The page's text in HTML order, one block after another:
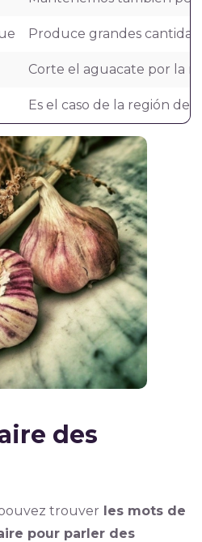
Produce grandes
Corte el aguacate por la
Es el caso de la región de
des
trouver les mots de
pour parler des